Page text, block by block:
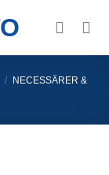
/
NECESSÄRER &